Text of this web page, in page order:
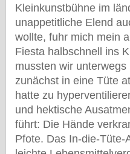
Kleinkunstbühne im
unappetitliche Elend
wollte, fuhr mich mein
Fiesta halbschnell ins
mussten wir
zunächst in eine Tüte
hatte zu
und hektische
führt: Die Hände
Pfote. Das In-die-